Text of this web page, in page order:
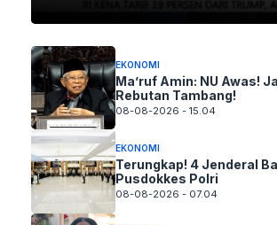
EKONOMI
Ma’ruf Amin: NU Awas!
Rebutan Tambang!
08-08-2026 - 15.04
EKONOMI
Terungkap! 4 Jenderal
Pusdokkes Polri
08-08-2026 - 07.04